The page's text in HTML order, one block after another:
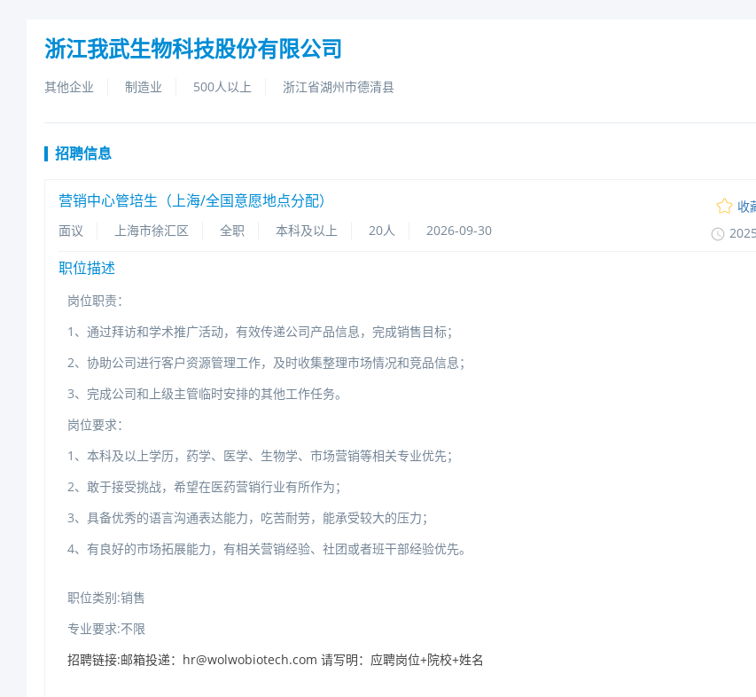
浙江我武生物科技股份有限公司
其他企业 制造业 500人以上 浙江省湖州市德清县
招聘信息
营销中心管培生（上海/全国意愿地点分配）
面议 上海市徐汇区 全职 本科及以上 20人 2026-09-30
收
职位描述
岗位职责：
1、通过拜访和学术推广活动，有效传递公司产品信息，完成销售目标；
2、协助公司进行客户资源管理工作，及时收集整理市场情况和竞品信息；
3、完成公司和上级主管临时安排的其他工作任务。
岗位要求：
1、本科及以上学历，药学、医学、生物学、市场营销等相关专业优先；
2、敢于接受挑战，希望在医药营销行业有所作为；
3、具备优秀的语言沟通表达能力，吃苦耐劳，能承受较大的压力；
4、有良好的市场拓展能力，有相关营销经验、社团或者班干部经验优先。
职位类别:销售
专业要求:不限
招聘链接:邮箱投递：hr@wolwobiotech.com请写明：应聘岗位+院校+姓名